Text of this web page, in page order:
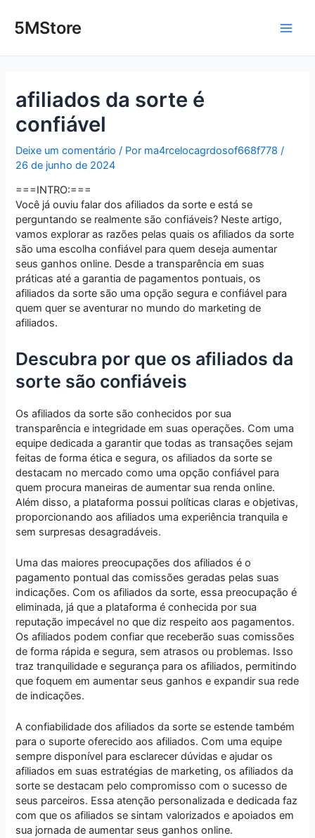
para5MStore
afiliados da sorte é
confiável
Deixe um comentário / Por ma4rcelocagrdosof668f778/
26 de junho de 2024
===INTRO:===
Você já ouviu falar dos afiliados da sorte e está se
perguntando se realmente são confiáveis? Neste artigo,
vamos explorar as razões pelas quais os afiliados da sorte
são uma escolha confiável para quem deseja aumentar
seus ganhos online. Desde a transparência em suas
práticas até a garantia de pagamentos pontuais, os
afiliados da sorte são uma opção segura e confiável para
quem quer se aventurar no mundo do marketing de
afiliados.
Descubra por que os afiliados da
sorte são confiáveis
Os afiliados da sorte são conhecidos por sua
transparência e integridade em suas operações. Com uma
equipe dedicada a garantir que todas as transações sejam
feitas de forma ética e segura, os afiliados da sorte se
destacam no mercado como uma opção confiável para
quem procura maneiras de aumentar sua renda online.
Além disso, a plataforma possui políticas claras e objetivas,
proporcionando aos afiliados uma experiência tranquila e
sem surpresas desagradáveis.
Uma das maiores preocupações dos afiliados é o
pagamento pontual das comissões geradas pelas suas
indicações. Com os afiliados da sorte, essa preocupação é
eliminada, já que a plataforma é conhecida por sua
reputação impecável no que diz respeito aos pagamentos.
Os afiliados podem confiar que receberão suas comissões
de forma rápida e segura, sem atrasos ou problemas. Isso
traz tranquilidade e segurança para os afiliados, permitindo
que foquem em aumentar seus ganhos e expandir sua rede
de indicações.
A confiabilidade dos afiliados da sorte se estende também
para o suporte oferecido aos afiliados. Com uma equipe
sempre disponível para esclarecer dúvidas e ajudar os
afiliados em suas estratégias de marketing, os afiliados da
sorte se destacam pelo compromisso com o sucesso de
seus parceiros. Essa atenção personalizada e dedicada faz
com que os afiliados se sintam valorizados e apoiados em
sua jornada de aumentar seus ganhos online.
navigation